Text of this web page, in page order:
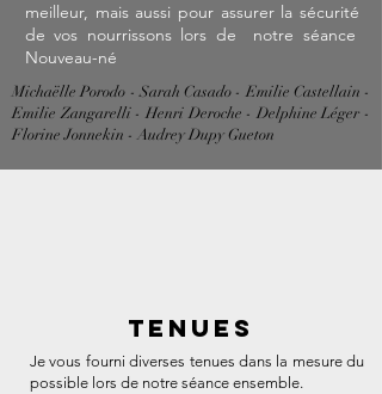
meilleur, mais aussi pour assurer la sécurité
de vos nourrissons lors de notre séance
Nouveau-né
Michaëlle Porodo - Sarah Casado - Emilie Castellain -
Emilie Zangarelli - Henri Deroche - Delphine Léger -
Florine Jonnekin - Audrey Dupy Gueton
TENUES
Je vous fourni diverses tenues dans la mesure du
possible lors de notre séance ensemble.